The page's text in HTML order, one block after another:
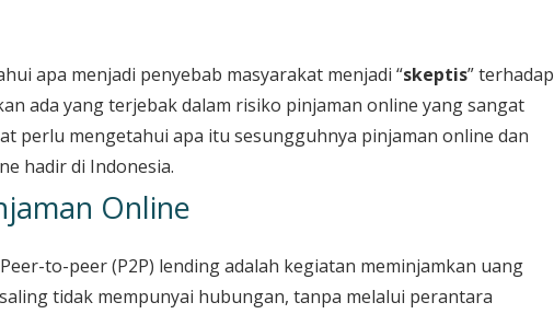
apa menjadi penyebab masyarakat menjadi “skeptis” terhadap
ada yang terjebak dalam risiko pinjaman online yang sangat
perlu mengetahui apa itu sesungguhnya pinjaman online dan
hadir di Indonesia.
Online
to-peer (P2P) lending adalah kegiatan meminjamkan uang
tidak mempunyai hubungan, tanpa melalui perantara